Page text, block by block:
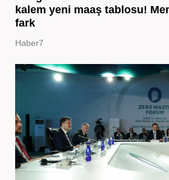
kalem yeni maaş tablosu!
fark
Haber7